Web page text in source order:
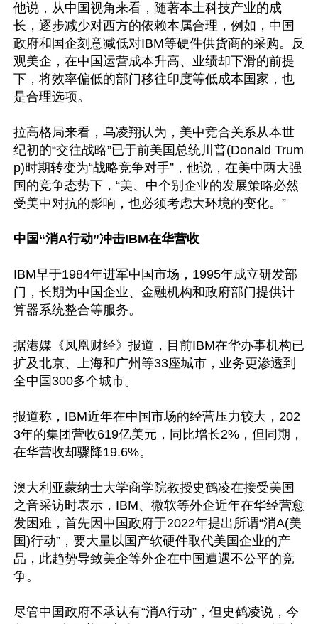
他说，从中国视角来看，随著本土科技产业的成
长，逐步减少对西方的依赖本属合理，例如，中国
政府和国企刻意减低对IBM等硬件供货商的采购。反
观美企，在中国运营成本升高、业绩却下滑的前提
下，将效率偏低的部门移往印度等低成本国家，也
是合理选项。
拉高格局来看，乌凌翔认为，美中竞合关系从本世
纪初的“交往战略”已于前美国总统川普(Donald Trum
p)时期转变为“战略竞争对手”，他说，在美中两大强
国的竞争态势下，“美、中个别企业的发展策略必然
受美中对抗的影响，也必须考虑大环境的变化。”
中国“消A行动”冲击IBM在华营收
IBM早于1984年进军中国市场，1995年成立研发部
门，长期为中国企业、金融机构和政府部门提供计
算器系统整合等服务。
据港媒《凤凰财经》报道，目前IBM在华办事机构已
扩及北京、上海和广州等33座城市，业务更渗透到
全中国300多个城市。
报道称，IBM近年在中国市场的经营压力较大，202
3年的集团营收619亿美元，同比增长2%，但同期，
在华营收却骤降19.6%。
澳大利亚蒙纳士大学商学院教授史鹤凌在接受美国
之音采访时表示，IBM、微软等外企近年在华经营愈
发困难，首先因中国政府于2022年提出所谓“消A(美
国)行动”，要大量以国产软硬件取代美国企业的产
品，此趋势导致美企等外企在中国遭遇不公平的竞
争。
尽管中国政府不承认有“消A行动”，但史鹤凌说，今